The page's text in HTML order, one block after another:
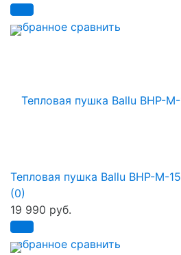
избранное сравнить
избранное сравнить
Тепловая пушка Ballu BHP-M-15
(0)
19 990 руб.